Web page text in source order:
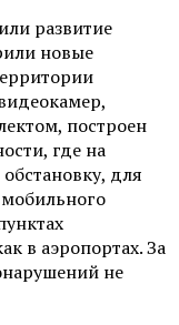
развитие
новые
построен
где на
для
в аэропортах. За
не